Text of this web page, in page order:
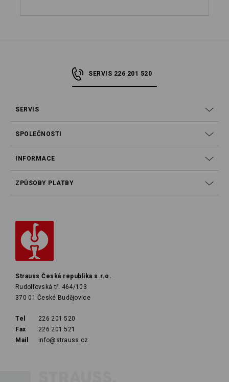
SERVIS 226 201 520
SERVIS
SPOLEČNOSTI
INFORMACE
ZPŮSOBY PLATBY
Strauss Česká republika s.r.o.
Rudolfovská tř. 464/103
370 01 České Budějovice
Tel
226 201 520
Fax
226 201 521
Mail
info@strauss.cz